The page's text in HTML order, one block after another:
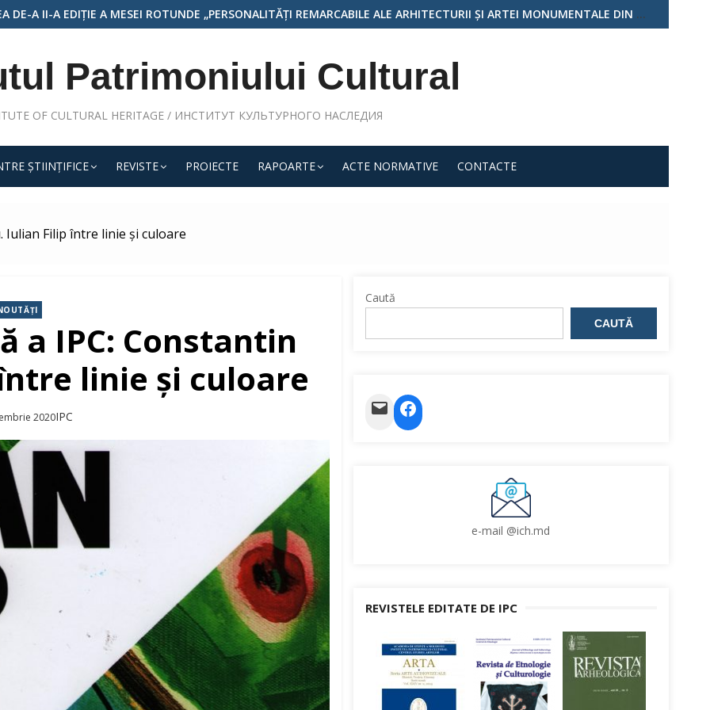
REMARCABILE ALE ARHITECTURII ȘI ARTEI MONUMENTALE DIN REPUBLICA MOLDOVA”, EDIȚIA A II-A
Patrimoniului Cultural
OF CULTURAL HERITAGE / ИНСТИТУТ КУЛЬТУРНОГО НАСЛЕДИЯ
ŞTIINŢIFICE REVISTE PROIECTE RAPOARTE ACTE NORMATIVE CONTACTE
Iulian Filip între linie și culoare
a IPC: Constantin
linie și culoare
2020Author
IPC
Caută
CAUTĂ
MailFacebook
e-mail @ich.md
REVISTELE EDITATE DE IPC